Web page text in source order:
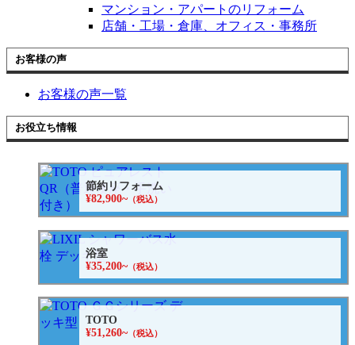
マンション・アパートのリフォーム
店舗・工場・倉庫、オフィス・事務所
お客様の声
お客様の声一覧
お役立ち情報
節約リフォーム
¥82,900~（税込）
浴室
¥35,200~（税込）
TOTO
¥51,260~（税込）